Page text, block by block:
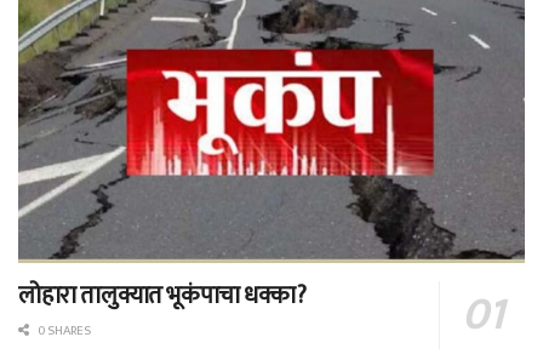
लोहारा तालुक्यात भूकंपाचा धक्का?
0 SHARES